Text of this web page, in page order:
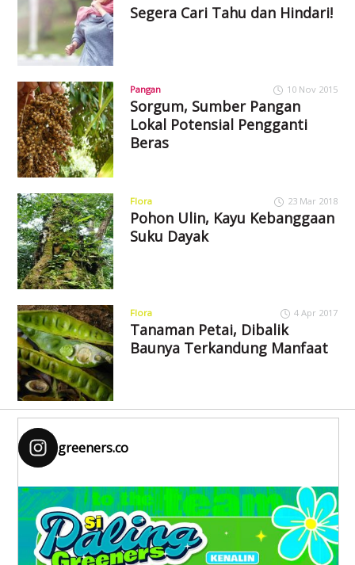
Segera Cari Tahu dan Hindari!
Pangan 10 Nov 2015
Sorgum, Sumber Pangan
Lokal Potensial Pengganti
Beras
Flora 23 Mar 2018
Pohon Ulin, Kayu Kebanggaan
Suku Dayak
Flora 4 Apr 2017
Tanaman Petai, Dibalik
Baunya Terkandung Manfaat
greeners.co